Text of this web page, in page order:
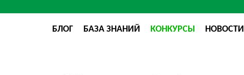
БЛОГ БАЗА ЗНАНИЙ КОНКУРСЫ НОВОСТИ